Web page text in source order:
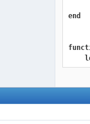
end